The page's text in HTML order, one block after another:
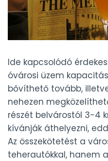
Ide kapcsolódó
óvárosi üzem
bővíthető tovább,
nehezen
részét belvárostól 3-4
kívánják áthelyezni,
Az összekötetést a
teherautókkal, hanem a